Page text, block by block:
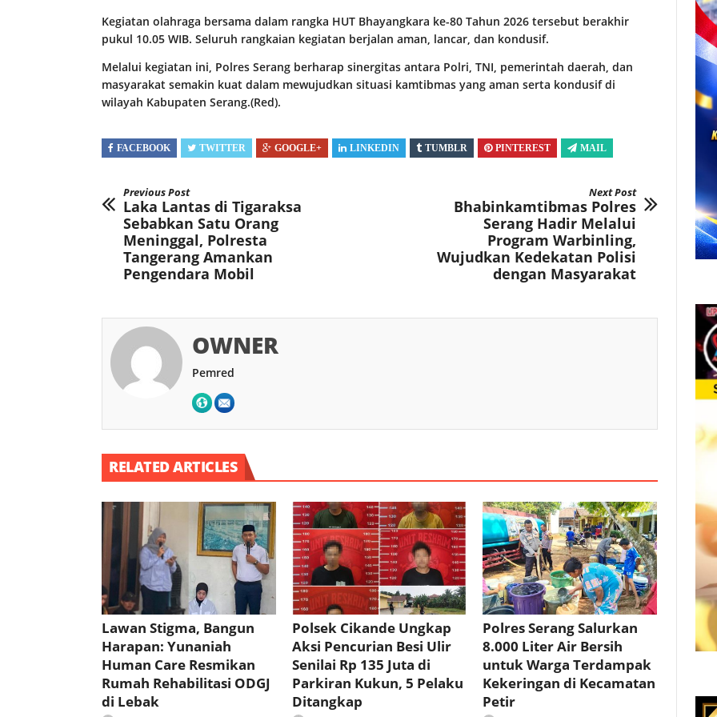
Kegiatan olahraga bersama dalam rangka HUT Bhayangkara ke-80 Tahun 2026 tersebut berakhir
pukul 10.05 WIB. Seluruh rangkaian kegiatan berjalan aman, lancar, dan kondusif.
Melalui kegiatan ini, Polres Serang berharap sinergitas antara Polri, TNI, pemerintah daerah, dan
masyarakat semakin kuat dalam mewujudkan situasi kamtibmas yang aman serta kondusif di
wilayah Kabupaten Serang.(Red).
FACEBOOK TWITTER GOOGLE+ LINKEDIN TUMBLR PINTEREST MAIL
Previous Post
Laka Lantas di Tigaraksa
Sebabkan Satu Orang
Meninggal, Polresta
Tangerang Amankan
Pengendara Mobil
Next Post
Bhabinkamtibmas Polres
Serang Hadir Melalui
Program Warbinling,
Wujudkan Kedekatan Polisi
dengan Masyarakat
OWNER
Pemred
RELATED ARTICLES
Lawan Stigma, Bangun
Harapan: Yunaniah
Human Care Resmikan
Rumah Rehabilitasi ODGJ
di Lebak
Polsek Cikande Ungkap
Aksi Pencurian Besi Ulir
Senilai Rp 135 Juta di
Parkiran Kukun, 5 Pelaku
Ditangkap
Polres Serang Salurkan
8.000 Liter Air Bersih
untuk Warga Terdampak
Kekeringan di Kecamatan
Petir